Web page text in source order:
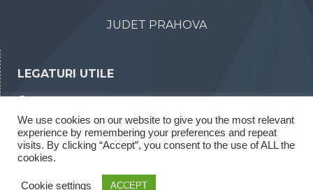
JUDET PRAHOVA
LEGATURI UTILE
Declaratii de interese
Rapoarte legea 52/2003
We use cookies on our website to give you the most relevant
experience by remembering your preferences and repeat
visits. By clicking “Accept”, you consent to the use of ALL the
cookies.
Cookie settings ACCEPT